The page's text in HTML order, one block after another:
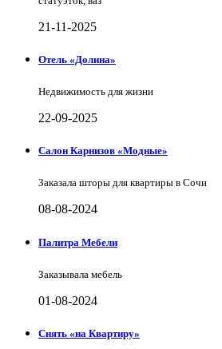
21-11-2025
Отель «Долина»
Недвижимость для жизни
22-09-2025
Салон Карнизов «Модные»
Заказала шторы для квартиры в Сочи
08-08-2024
Палитра Мебели
Заказывала мебель
01-08-2024
Снять «на Квартиру»